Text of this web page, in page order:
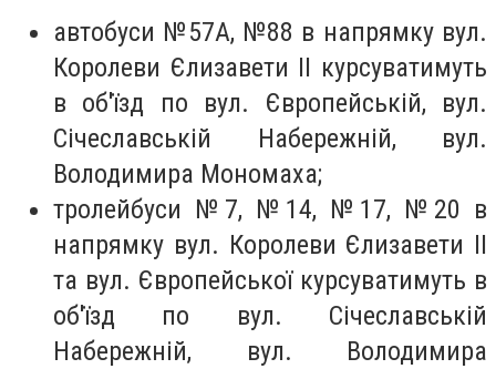
автобуси №57А, №88 в напрямку вул.
Королеви Єлизавети ІІ курсуватимуть
в об'їзд по вул. Європейській, вул.
Січеславській Набережній, вул.
Володимира Мономаха;
тролейбуси №7, №14, №17, №20 в
напрямку вул. Королеви Єлизавети ІІ
та вул. Європейської курсуватимуть в
об'їзд по вул. Січеславській
Набережній, вул. Володимира